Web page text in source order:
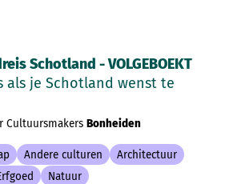
Schotland - VOLGEBOEKT
als je Schotland wenst te
Cultuursmakers Bonheiden
Andere culturen
Architectuur
Natuur